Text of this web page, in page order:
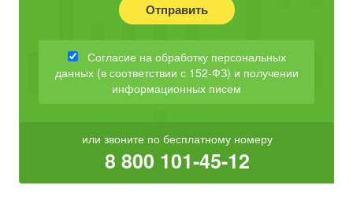
Отправить
Согласие на обработку персональных
данных (в соответствии с 152-ФЗ) и получении
информационных писем
или звоните по бесплатному номеру
8 800 101-45-12